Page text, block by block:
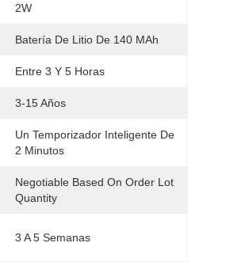
2W
Batería De Litio De 140 MAh
Entre 3 Y 5 Horas
3-15 Años
Un Temporizador Inteligente De
2 Minutos
Negotiable Based On Order Lot
Quantity
3 A 5 Semanas